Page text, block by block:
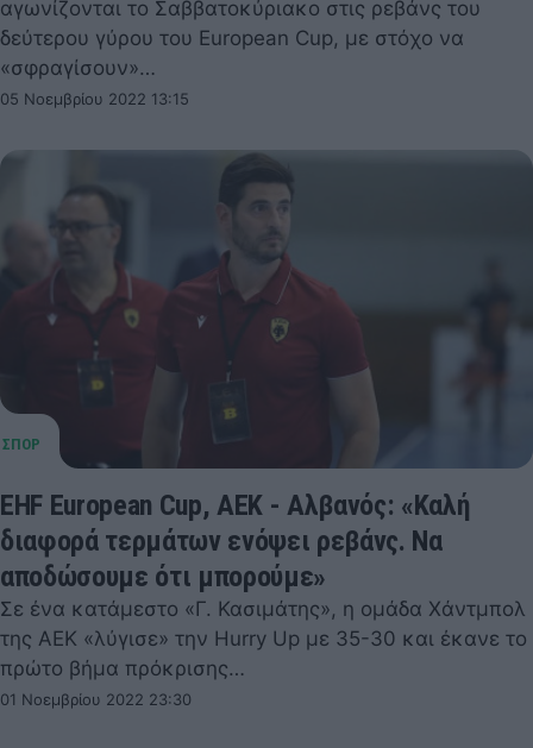
αγωνίζονται το Σαββατοκύριακο στις ρεβάνς του
δεύτερου γύρου του European Cup, με στόχο να
«σφραγίσουν»…
05 Νοεμβρίου 2022 13:15
EHF European Cup, ΑΕΚ - Αλβανός: «Καλή
διαφορά τερμάτων ενόψει ρεβάνς. Να
αποδώσουμε ότι μπορούμε»
Σε ένα κατάμεστο «Γ. Κασιμάτης», η ομάδα Χάντμπολ
της ΑΕΚ «λύγισε» την Hurry Up με 35-30 και έκανε το
πρώτο βήμα πρόκρισης…
01 Νοεμβρίου 2022 23:30